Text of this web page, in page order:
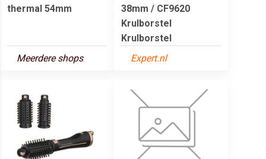
thermal 54mm
Meerdere shops
38mm / CF9620
Krulborstel
Krulborstel
Expert.nl